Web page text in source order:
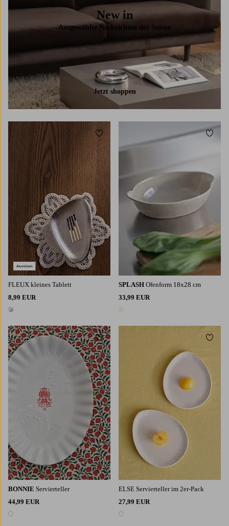
New in
Ausgewählte Nachrichten der Saison
Jetzt shoppen
FLEUX kleines Tablett
8,99 EUR
1 Farbe
Zu Favoriten hinzufügen
SPLASH Ofenform 18x28 cm
33,99 EUR
Zu
BONNIE Servierteller
44,99 EUR
1 Farbe
Zu Favoriten hinzufügen
ELSE Servierteller im 2er-Pack
27,99 EUR
1 Farbe
Zu